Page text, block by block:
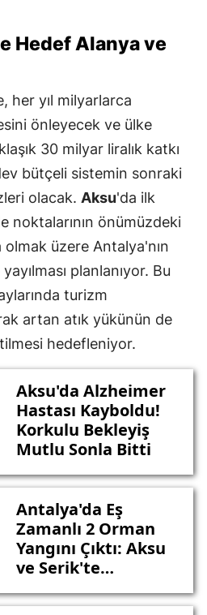
Hedef Alanya ve
her yıl milyarlarca
önleyecek ve ülke
30 milyar liralık katkı
bütçeli sistemin sonraki
olacak. Aksu'da ilk
noktalarının önümüzdeki
üzere Antalya'nın
planlanıyor. Bu
turizm
artan atık yükünün de
hedefleniyor.
Aksu'da Alzheimer
Hastası Kayboldu!
Korkulu Bekleyiş
Mutlu Sonla Bitti
Antalya'da Eş
Zamanlı 2 Orman
Yangını Çıktı: Aksu
ve Serik'te